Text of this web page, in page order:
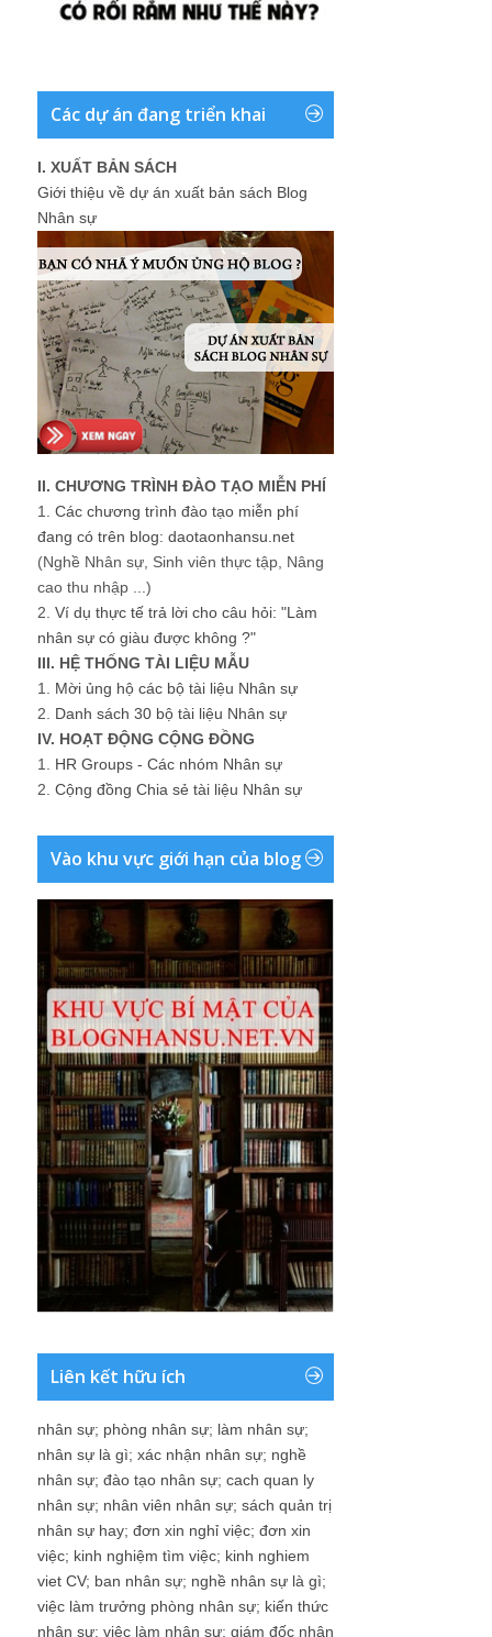
Các dự án đang triển khai
I. XUẤT BẢN SÁCH
Giới thiệu về dự án xuất bản sách Blog
Nhân sự
II. CHƯƠNG TRÌNH ĐÀO TẠO MIỄN PHÍ
1. Các chương trình đào tạo miễn phí
đang có trên blog: daotaonhansu.net
(Nghề Nhân sự, Sinh viên thực tập, Nâng
cao thu nhập ...)
2. Ví dụ thực tế trả lời cho câu hỏi: "Làm
nhân sự có giàu được không ?"
III. HỆ THỐNG TÀI LIỆU MẪU
1. Mời ủng hộ các bộ tài liệu Nhân sự
2. Danh sách 30 bộ tài liệu Nhân sự
IV. HOẠT ĐỘNG CỘNG ĐỒNG
1. HR Groups - Các nhóm Nhân sự
2. Cộng đồng Chia sẻ tài liệu Nhân sự
Vào khu vực giới hạn của blog
Liên kết hữu ích
nhân sự; phòng nhân sự; làm nhân sự;
nhân sự là gì; xác nhận nhân sự; nghề
nhân sự; đào tạo nhân sự; cach quan ly
nhân sự; nhân viên nhân sự; sách quản trị
nhân sự hay; đơn xin nghỉ việc; đơn xin
việc; kinh nghiệm tìm việc; kinh nghiem
viet CV; ban nhân sự; nghề nhân sự là gì;
việc làm trưởng phòng nhân sự; kiến thức
nhân sự; việc làm nhân sự; giám đốc nhân